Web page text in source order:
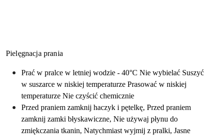
Pielęgnacja prania
Prać w pralce w letniej wodzie - 40°C Nie wybielać Suszyć
w suszarce w niskiej temperaturze Prasować w niskiej
temperaturze Nie czyścić chemicznie
Przed praniem zamknij haczyk i pętelkę, Przed praniem
zamknij zamki błyskawiczne, Nie używaj płynu do
zmiękczania tkanin, Natychmiast wyjmij z pralki, Jasne